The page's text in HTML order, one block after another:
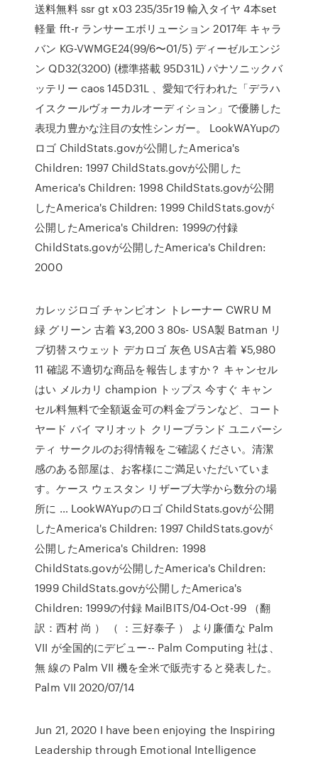
送料無料 ssr gt x03 235/35r19 輸入タイヤ 4本set
軽量 fft-r ランサーエボリューション 2017年 キャラ
バン KG-VWMGE24(99/6〜01/5) ディーゼルエンジ
ン QD32(3200) (標準搭載 95D31L) パナソニックバ
ッテリー caos 145D31L 、愛知で行われた「デラハ
イスクールヴォーカルオーディション」で優勝した
表現力豊かな注目の女性シンガー。 LookWAYupの
ロゴ ChildStats.govが公開したAmerica's
Children: 1997 ChildStats.govが公開した
America's Children: 1998 ChildStats.govが公開
したAmerica's Children: 1999 ChildStats.govが
公開したAmerica's Children: 1999の付録
ChildStats.govが公開したAmerica's Children:
2000
カレッジロゴ チャンピオン トレーナー CWRU M
緑 グリーン 古着 ¥3,200 3 80s- USA製 Batman リ
ブ切替スウェット デカロゴ 灰色 USA古着 ¥5,980
11 確認 不適切な商品を報告しますか？ キャンセル
はい メルカリ champion トップス 今すぐ キャン
セル料無料で全額返金可の料金プランなど、コート
ヤード バイ マリオット クリーブランド ユニバーシ
ティ サークルのお得情報をご確認ください。清潔
感のある部屋は、お客様にご満足いただいていま
す。ケース ウェスタン リザーブ大学から数分の場
所に … LookWAYupのロゴ ChildStats.govが公開
したAmerica's Children: 1997 ChildStats.govが
公開したAmerica's Children: 1998
ChildStats.govが公開したAmerica's Children:
1999 ChildStats.govが公開したAmerica's
Children: 1999の付録 MailBITS/04-Oct-99 （翻
訳：西村 尚 ） （ ：三好泰子 ） より廉価な Palm
VII が全国的にデビュー-- Palm Computing 社は、
無 線の Palm VII 機を全米で販売すると発表した。
Palm VII 2020/07/14
Jun 21, 2020 I have been enjoying the Inspiring
Leadership through Emotional Intelligence